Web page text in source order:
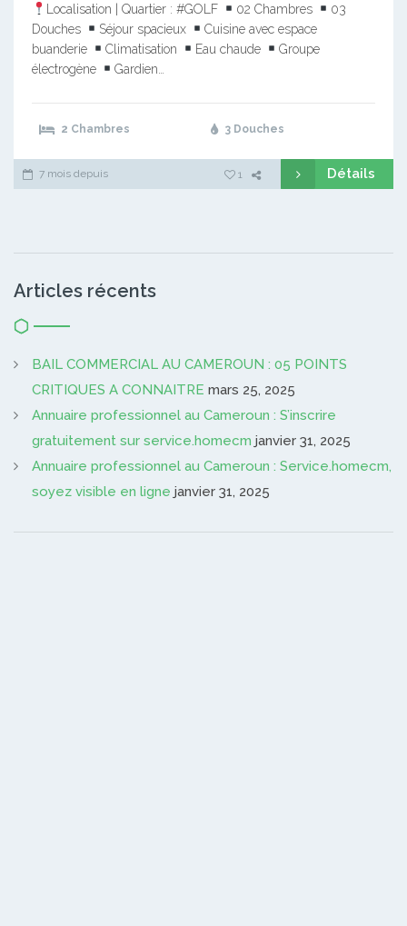
Localisation | Quartier : #GOLF
02 Chambres
03
Douches
Séjour spacieux
Cuisine avec espace
buanderie
Climatisation Eau chaude
Groupe
électrogène
Gardien…
2 Chambres 3 Douches
7 mois depuis 1 Détails
Articles récents
BAIL COMMERCIAL AU CAMEROUN : 05 POINTS
CRITIQUES A CONNAITRE mars 25, 2025
Annuaire professionnel au Cameroun : S’inscrire
gratuitement sur service.homecm janvier 31, 2025
Annuaire professionnel au Cameroun : Service.homecm,
soyez visible en ligne janvier 31, 2025